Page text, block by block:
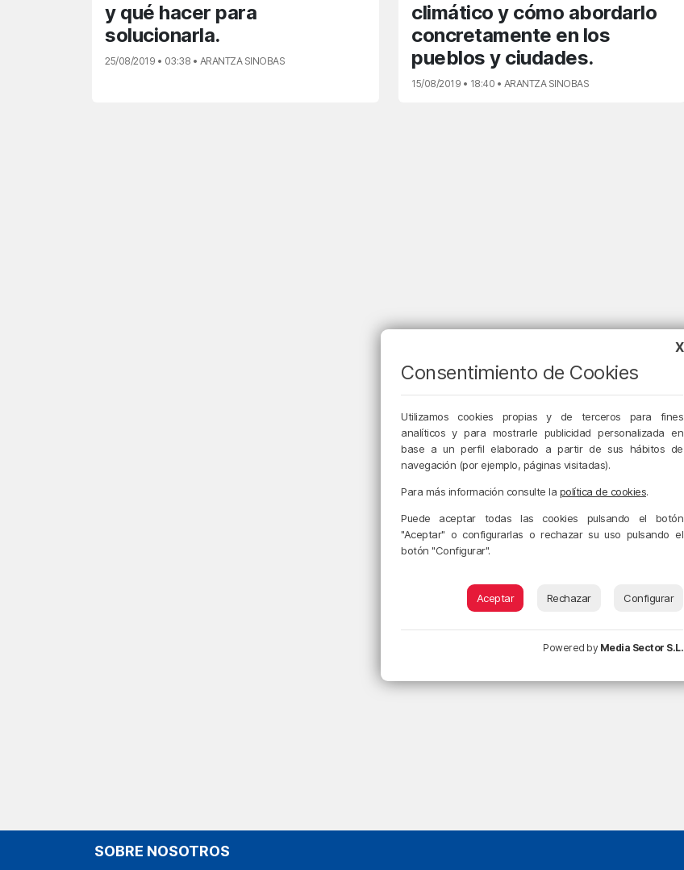
y qué hacer para
solucionarla.
25/08/2019 • 03:38 • ARANTZA SINOBAS
climático y cómo abordarlo
concretamente en los
pueblos y ciudades.
15/08/2019 • 18:40 • ARANTZA SINOBAS
SOBRE NOSOTROS
X
Consentimiento de Cookies
Utilizamos cookies propias y de terceros para fines
analíticos y para mostrarle publicidad personalizada en
base a un perfil elaborado a partir de sus hábitos de
navegación (por ejemplo, páginas visitadas).
Para más información consulte la política de cookies.
Puede aceptar todas las cookies pulsando el botón
"Aceptar" o configurarlas o rechazar su uso pulsando el
botón "Configurar".
Aceptar Rechazar Configurar
Powered by Media Sector S.L.